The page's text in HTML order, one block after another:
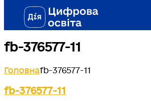
fb-376577-11
Головнаfb-376577-11
fb-376577-11